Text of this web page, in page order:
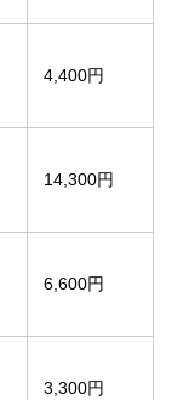
4,400円
14,300円
6,600円
3,300円